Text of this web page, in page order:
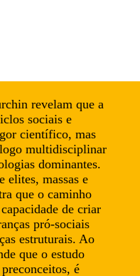
revelam que a
sociais e
científico, mas
multidisciplinar
dominantes.
elites, massas e
que o caminho
de criar
pró-sociais
estruturais. Ao
que o estudo
é